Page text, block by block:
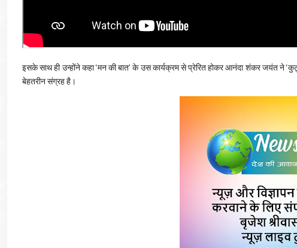
इसके साथ ही उन्होंने कहा ‘मन की बात’ के उस कार्यक्रम से प्रेरित होकर आनंदा शंकर जयंत ने
बेहतरीन संग्रह है।